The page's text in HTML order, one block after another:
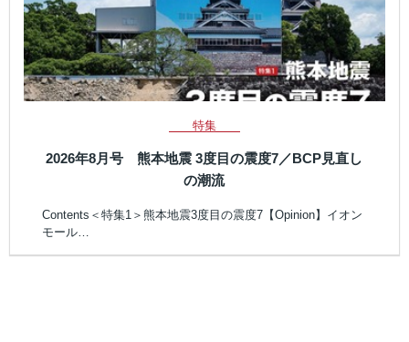
特集
2026年8月号 熊本地震 3度目の震度7／BCP見直し
の潮流
Contents＜特集1＞熊本地震3度目の震度7【Opinion】イオン
モール…